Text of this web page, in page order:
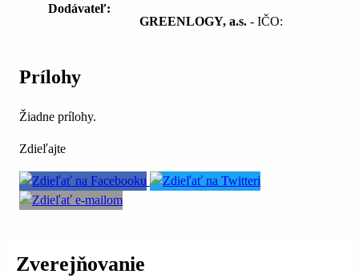
Dodávateľ:
GREENLOGY, a.s. - IČO:
Prílohy
Žiadne prílohy.
Zdieľajte
Zverejňovanie